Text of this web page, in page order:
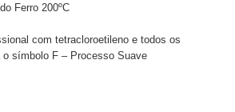
Ferro 200ºC
com tetracloroetileno e todos os
símbolo F – Processo Suave